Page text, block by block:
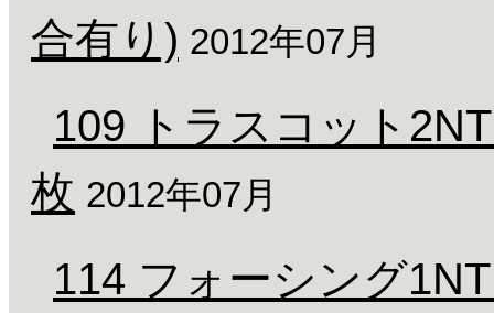
合有り) 2012年07月
109 トラスコット
枚 2012年07月
114 フォーシング